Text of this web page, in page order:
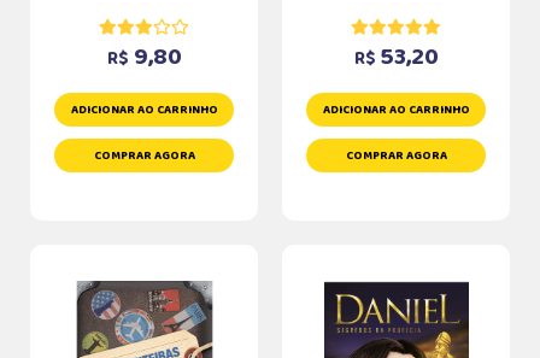
R$ 9,80
ADICIONAR AO CARRINHO
COMPRAR AGORA
R$ 53,20
ADICIONAR AO CARRINHO
COMPRAR AGORA